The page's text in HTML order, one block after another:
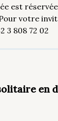
est
votre
3 808 72 02
en